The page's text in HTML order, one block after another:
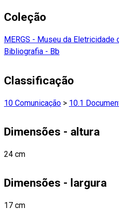
Coleção
MERGS - Museu da Eletricidade
Bibliografia - Bb
Classificação
10 Comunicação > 10.1
Dimensões - altura
24 cm
Dimensões - largura
17 cm